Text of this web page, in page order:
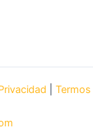
Termos